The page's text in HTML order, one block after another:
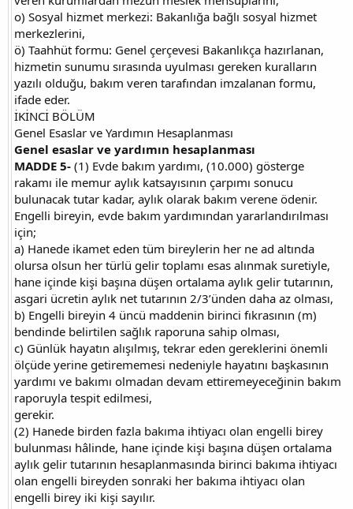
o) Sosyal hizmet merkezi: Bakanlığa bağlı sosyal hizmet
merkezlerini,
ö) Taahhüt formu: Genel çerçevesi Bakanlıkça hazırlanan,
hizmetin sunumu sırasında uyulması gereken kuralların
yazılı olduğu, bakım veren tarafından imzalanan formu,
ifade eder.
İKİNCİ BÖLÜM
Genel Esaslar ve Yardımın Hesaplanması
Genel esaslar ve yardımın hesaplanması
MADDE 5- (1) Evde bakım yardımı, (10.000) gösterge
rakamı ile memur aylık katsayısının çarpımı sonucu
bulunacak tutar kadar, aylık olarak bakım verene ödenir.
Engelli bireyin, evde bakım yardımından yararlandırılması
için;
a) Hanede ikamet eden tüm bireylerin her ne ad altında
olursa olsun her türlü gelir toplamı esas alınmak suretiyle,
hane içinde kişi başına düşen ortalama aylık gelir tutarının,
asgari ücretin aylık net tutarının 2/3’ünden daha az olması,
b) Engelli bireyin 4 üncü maddenin birinci fıkrasının (m)
bendinde belirtilen sağlık raporuna sahip olması,
c) Günlük hayatın alışılmış, tekrar eden gereklerini önemli
ölçüde yerine getirememesi nedeniyle hayatını başkasının
yardımı ve bakımı olmadan devam ettiremeyeceğinin bakım
raporuyla tespit edilmesi,
gerekir.
(2) Hanede birden fazla bakıma ihtiyacı olan engelli birey
bulunması hâlinde, hane içinde kişi başına düşen ortalama
aylık gelir tutarının hesaplanmasında birinci bakıma ihtiyacı
olan engelli bireyden sonraki her bakıma ihtiyacı olan
engelli birey iki kişi sayılır.